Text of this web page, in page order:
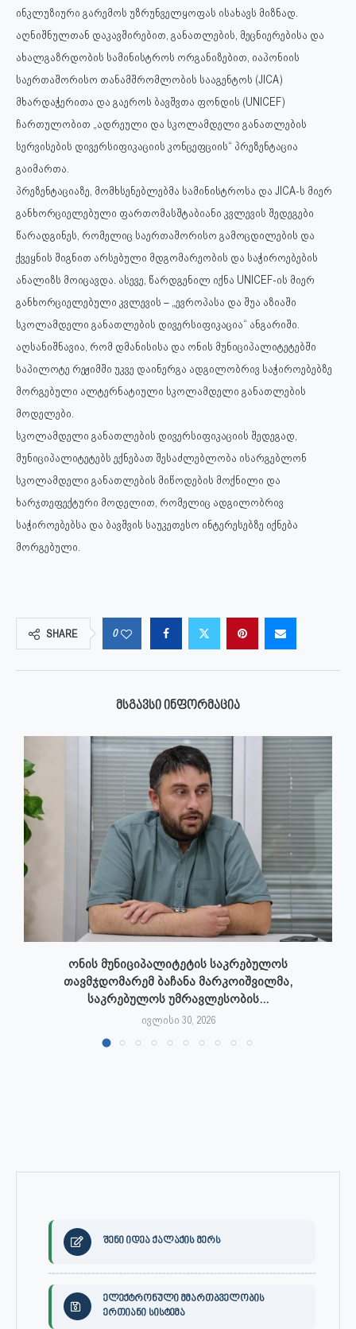
ინკლუზიური გარემოს უზრუნველყოფას ისახავს მიზნად.
აღნიშნულთან დაკავშირებით, განათლების, მეცნიერებისა და
ახალგაზრდობის სამინისტროს ორგანიზებით, იაპონიის
საერთაშორისო თანამშრომლობის სააგენტოს (JICA)
მხარდაჭერითა და გაეროს ბავშვთა ფონდის (UNICEF)
ჩართულობით „ადრეული და სკოლამდელი განათლების
სერვისების დივერსიფიკაციის კონცეფციის“ პრეზენტაცია
გაიმართა.
პრეზენტაციაზე, მომხსენებლებმა სამინისტროსა და JICA-ს მიერ
განხორციელებული ფართომასშტაბიანი კვლევის შედეგები
წარადგინეს, რომელიც საერთაშორისო გამოცდილების და
ქვეყნის შიგნით არსებული მდგომარეობის და საჭიროებების
ანალიზს მოიცავდა. ასევე, წარდგენილ იქნა UNICEF-ის მიერ
განხორციელებული კვლევის – „ევროპასა და შუა აზიაში
სკოლამდელი განათლების დივერსიფიკაცია“ ანგარიში.
აღსანიშნავია, რომ დმანისისა და ონის მუნიციპალიტეტებში
საპილოტე რეჟიმში უკვე დაინერგა ადგილობრივ საჭიროებებზე
მორგებული ალტერნატიული სკოლამდელი განათლების
მოდელები.
სკოლამდელი განათლების დივერსიფიკაციის შედეგად,
მუნიციპალიტეტებს ექნებათ შესაძლებლობა ისარგებლონ
სკოლამდელი განათლების მიწოდების მოქნილი და
ხარჯთეფექტური მოდელით, რომელიც ადგილობრივ
საჭიროებებსა და ბავშვის საუკეთესო ინტერესებზე იქნება
მორგებული.
SHARE 0
ᲛᲡᲒᲐᲕᲡᲘ ᲘᲜᲤᲝᲠᲛᲐᲪᲘᲐ
ონის მუნიციპალიტეტის საკრებულოს
თავმჯდომარემ ბაჩანა მარკოიშვილმა,
საკრებულოს უმრავლესობის...
ივლისი 30, 2026
შენი იდეა ქალაქის მერს
ელექტრონული მმართბველობის
ერთიანი სისტემა